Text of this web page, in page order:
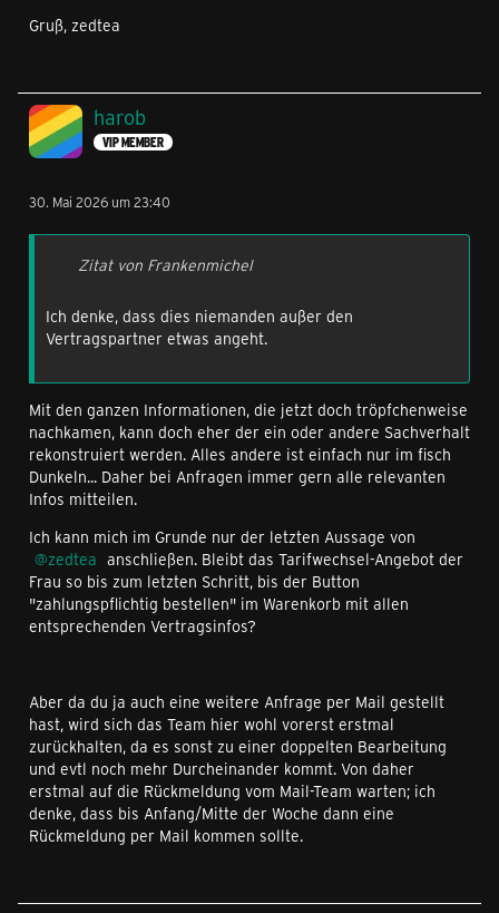
Gruß, zedtea
harob
VIP MEMBER
30. Mai 2026 um 23:40
Zitat von Frankenmichel
Ich denke, dass dies niemanden außer den
Vertragspartner etwas angeht.
Mit den ganzen Informationen, die jetzt doch tröpfchenweise
nachkamen, kann doch eher der ein oder andere Sachverhalt
rekonstruiert werden. Alles andere ist einfach nur im fisch
Dunkeln... Daher bei Anfragen immer gern alle relevanten
Infos mitteilen.
Ich kann mich im Grunde nur der letzten Aussage von
zedtea anschließen. Bleibt das Tarifwechsel-Angebot der
Frau so bis zum letzten Schritt, bis der Button
"zahlungspflichtig bestellen" im Warenkorb mit allen
entsprechenden Vertragsinfos?
Aber da du ja auch eine weitere Anfrage per Mail gestellt
hast, wird sich das Team hier wohl vorerst erstmal
zurückhalten, da es sonst zu einer doppelten Bearbeitung
und evtl noch mehr Durcheinander kommt. Von daher
erstmal auf die Rückmeldung vom Mail-Team warten; ich
denke, dass bis Anfang/Mitte der Woche dann eine
Rückmeldung per Mail kommen sollte.